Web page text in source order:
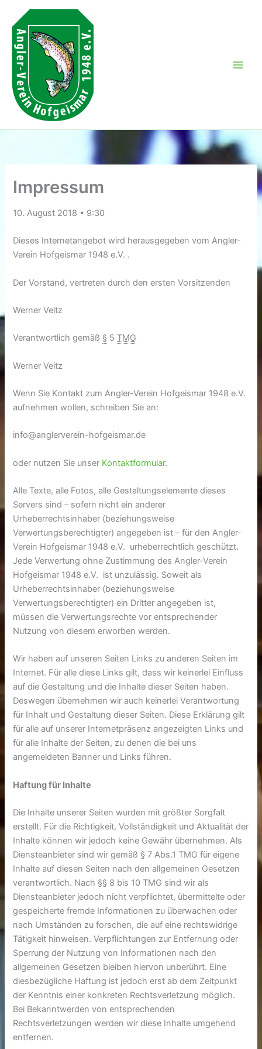
Inhalt
springen
Impressum
10. August 2018 • 9:30
Dieses Internetangebot wird herausgegeben vom Angler-
Verein Hofgeismar 1948 e.V. .
Der Vorstand, vertreten durch den ersten Vorsitzenden
Werner Veitz
Verantwortlich gemäß § 5 TMG
Werner Veitz
Wenn Sie Kontakt zum Angler-Verein Hofgeismar 1948 e.V.
aufnehmen wollen, schreiben Sie an:
info@anglerverein-hofgeismar.de
oder nutzen Sie unser Kontaktformular.
Alle Texte, alle Fotos, alle Gestaltungselemente dieses
Servers sind – sofern nicht ein anderer
Urheberrechtsinhaber (beziehungsweise
Verwertungsberechtigter) angegeben ist – für den Angler-
Verein Hofgeismar 1948 e.V. urheberrechtlich geschützt.
Jede Verwertung ohne Zustimmung des Angler-Verein
Hofgeismar 1948 e.V. ist unzulässig. Soweit als
Urheberrechtsinhaber (beziehungsweise
Verwertungsberechtigter) ein Dritter angegeben ist,
müssen die Verwertungsrechte vor entsprechender
Nutzung von diesem erworben werden.
Wir haben auf unseren Seiten Links zu anderen Seiten im
Internet. Für alle diese Links gilt, dass wir keinerlei Einfluss
auf die Gestaltung und die Inhalte dieser Seiten haben.
Deswegen übernehmen wir auch keinerlei Verantwortung
für Inhalt und Gestaltung dieser Seiten. Diese Erklärung gilt
für alle auf unserer Internetpräsenz angezeigten Links und
für alle Inhalte der Seiten, zu denen die bei uns
angemeldeten Banner und Links führen.
Haftung für Inhalte
Die Inhalte unserer Seiten wurden mit größter Sorgfalt
erstellt. Für die Richtigkeit, Vollständigkeit und Aktualität der
Inhalte können wir jedoch keine Gewähr übernehmen. Als
Diensteanbieter sind wir gemäß § 7 Abs.1 TMG für eigene
Inhalte auf diesen Seiten nach den allgemeinen Gesetzen
verantwortlich. Nach §§ 8 bis 10 TMG sind wir als
Diensteanbieter jedoch nicht verpflichtet, übermittelte oder
gespeicherte fremde Informationen zu überwachen oder
nach Umständen zu forschen, die auf eine rechtswidrige
Tätigkeit hinweisen. Verpflichtungen zur Entfernung oder
Sperrung der Nutzung von Informationen nach den
allgemeinen Gesetzen bleiben hiervon unberührt. Eine
diesbezügliche Haftung ist jedoch erst ab dem Zeitpunkt
der Kenntnis einer konkreten Rechtsverletzung möglich.
Bei Bekanntwerden von entsprechenden
Rechtsverletzungen werden wir diese Inhalte umgehend
entfernen.